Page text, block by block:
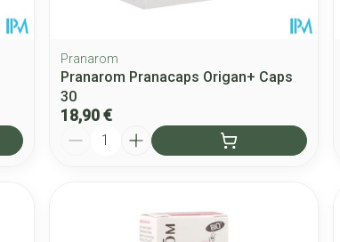
Pranarom
Pranarom Pranacaps Origan+ Caps
30
18,90 €
Quantité